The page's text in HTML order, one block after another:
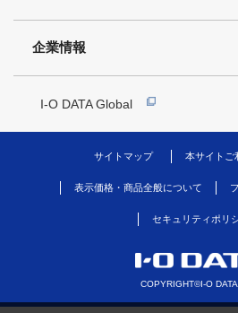
企業情報
I-O DATA Global
サイトマップ 本サイトご
表示価格・商品全般について
セキュリティポリ
COPYRIGHT©I-O